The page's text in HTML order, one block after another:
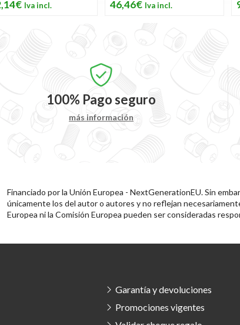
46,46€
100% Pago seguro
más información
Financiado por la Unión Europea - NextGenerationEU. Sin
únicamente los del autor o autores y no reflejan
Europea ni la Comisión Europea pueden ser consideradas
Garantía y devoluciones
Promociones vigentes